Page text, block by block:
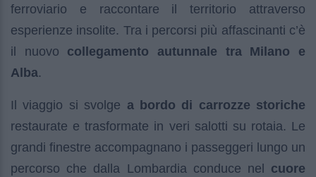
ferroviario e raccontare il territorio attraverso
esperienze insolite. Tra i percorsi più affascinanti c’è
il nuovo collegamento autunnale tra Milano e
Alba.
Il viaggio si svolge a bordo di carrozze storiche
restaurate e trasformate in veri salotti su rotaia. Le
grandi finestre accompagnano i passeggeri lungo un
percorso che dalla Lombardia conduce nel cuore